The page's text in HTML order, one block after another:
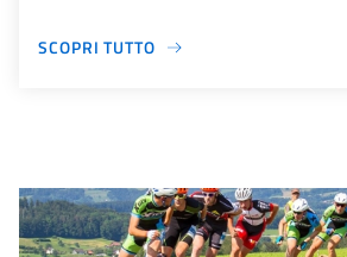
SCOPRI TUTTO